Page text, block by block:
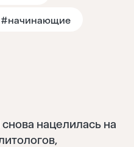
#начинающие
нацелилась на